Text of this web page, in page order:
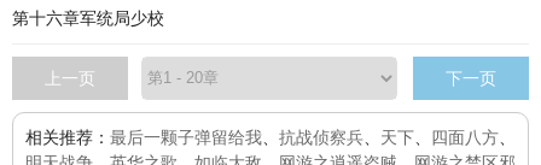
第十六章军统局少校
上一页 下一页
相关推荐： 最后一颗子弹留给我 抗战侦察兵 天下 四面八方